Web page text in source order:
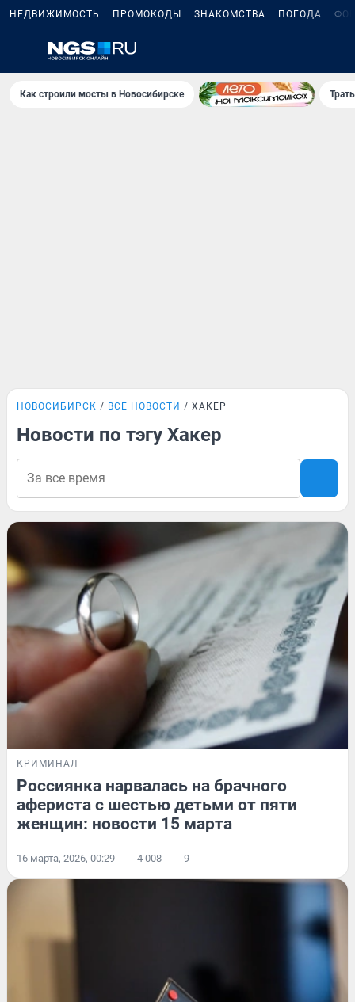
НЕДВИЖИМОСТЬ ПРОМОКОДЫ ЗНАКОМСТВА ПОГОДА
Как строили мосты в Новосибирске
НОВОСИБИРСК ВСЕ НОВОСТИ ХАКЕР
Новости по тэгу Хакер
КРИМИНАЛ
Россиянка нарвалась на брачного
афериста с шестью детьми от пяти
женщин: новости 15 марта
16 марта, 2026, 00:29 4 008 9